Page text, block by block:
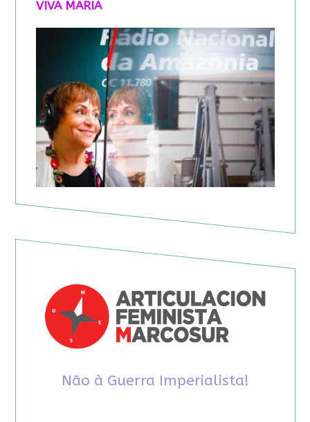
VIVA MARIA
Não à Guerra Imperialista!